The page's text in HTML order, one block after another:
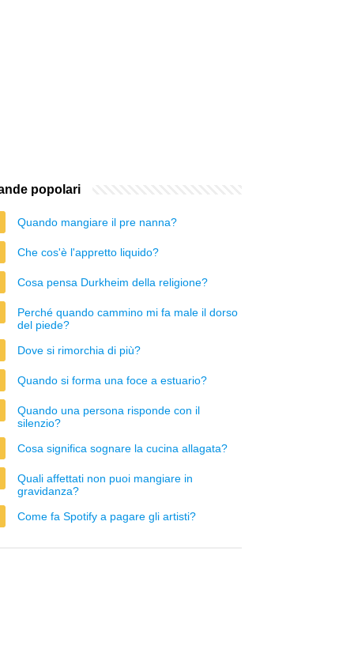
popolari
Quando mangiare il pre nanna?
Che cos'è l'appretto liquido?
Cosa pensa Durkheim della religione?
Perché quando cammino mi fa male il dorso
del piede?
Dove si rimorchia di più?
Quando si forma una foce a estuario?
Quando una persona risponde con il
silenzio?
Cosa significa sognare la cucina allagata?
Quali affettati non puoi mangiare in
gravidanza?
Come fa Spotify a pagare gli artisti?